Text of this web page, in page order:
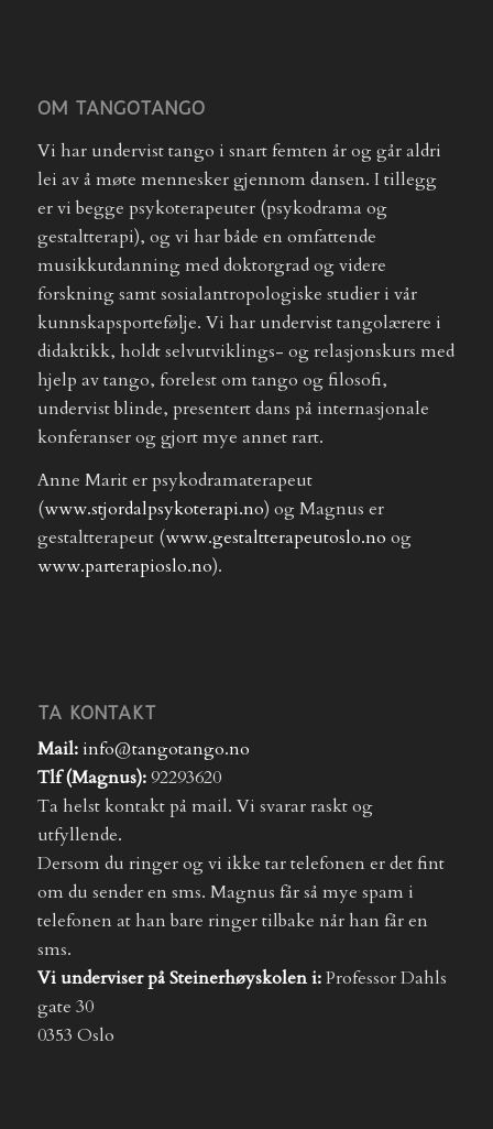
OM TANGOTANGO
Vi har undervist tango i snart femten år og går aldri
lei av å møte mennesker gjennom dansen. I tillegg
er vi begge psykoterapeuter (psykodrama og
gestaltterapi), og vi har både en omfattende
musikkutdanning med doktorgrad og videre
forskning samt sosialantropologiske studier i vår
kunnskapsportefølje. Vi har undervist tangolærere i
didaktikk, holdt selvutviklings- og relasjonskurs med
hjelp av tango, forelest om tango og filosofi,
undervist blinde, presentert dans på internasjonale
konferanser og gjort mye annet rart.
Anne Marit er psykodramaterapeut
(www.stjordalpsykoterapi.no) og Magnus er
gestaltterapeut (www.gestaltterapeutoslo.no og
www.parterapioslo.no).
TA KONTAKT
Mail: info@tangotango.no
Tlf (Magnus):92293620
Ta helst kontakt på mail. Vi svarar raskt og
utfyllende.
Dersom du ringer og vi ikke tar telefonen er det fint
om du sender en sms. Magnus får så mye spam i
telefonen at han bare ringer tilbake når han får en
sms.
Vi underviser på Steinerhøyskolen i:Professor Dahls
gate 30
0353 Oslo